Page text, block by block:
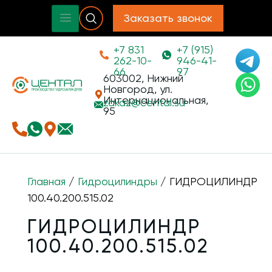
Заказать звонок
+7 831
262-10-
66
+7 (915)
946-41-
97
603002, Нижний
Новгород, ул.
Интернациональная,
95
zakaz@cental.su
Главная / Гидроцилиндры / ГИДРОЦИЛИНДР
100.40.200.515.02
ГИДРОЦИЛИНДР
100.40.200.515.02